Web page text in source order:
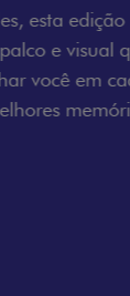
reforçam a
aro 16” em